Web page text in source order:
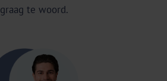
graag te woord.